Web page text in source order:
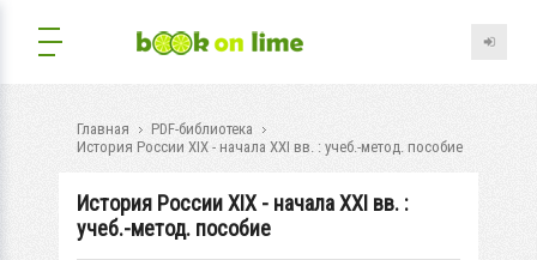
Главная
PDF-библиотека
История России XIX - начала XXI вв. : учеб.-метод. пособие
История России XIX - начала XXI вв. :
учеб.-метод. пособие